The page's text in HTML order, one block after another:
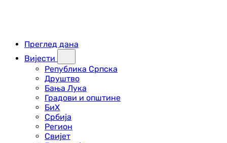
Преглед дана
Вијести
Република Српска
Друштво
Бања Лука
Градови и општине
БиХ
Србија
Регион
Свијет